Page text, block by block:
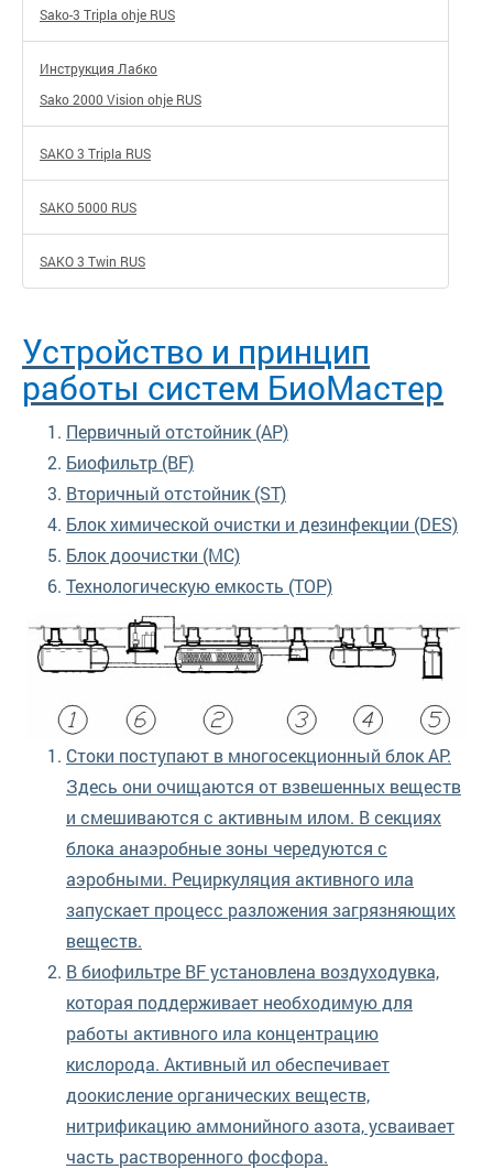
Sako-3 Tripla ohje RUS
Инструкция Лабко
Sako 2000 Vision ohje RUS
SAKO 3 Tripla RUS
SAKO 5000 RUS
SAKO 3 Twin RUS
Устройство и принцип
работы систем БиоМастер
Первичный отстойник (АР)
Биофильтр (BF)
Вторичный отстойник (ST)
Блок химической очистки и дезинфекции (DES)
Блок доочистки (MC)
Технологическую емкость (ТОР)
Стоки поступают в многосекционный блок AP.
Здесь они очищаются от взвешенных веществ
и смешиваются с активным илом. В секциях
блока анаэробные зоны чередуются с
аэробными. Рециркуляция активного ила
запускает процесс разложения загрязняющих
веществ.
В биофильтре ВF установлена воздуходувка,
которая поддерживает необходимую для
работы активного ила концентрацию
кислорода. Активный ил обеспечивает
доокисление органических веществ,
нитрификацию аммонийного азота, усваивает
часть растворенного фосфора.